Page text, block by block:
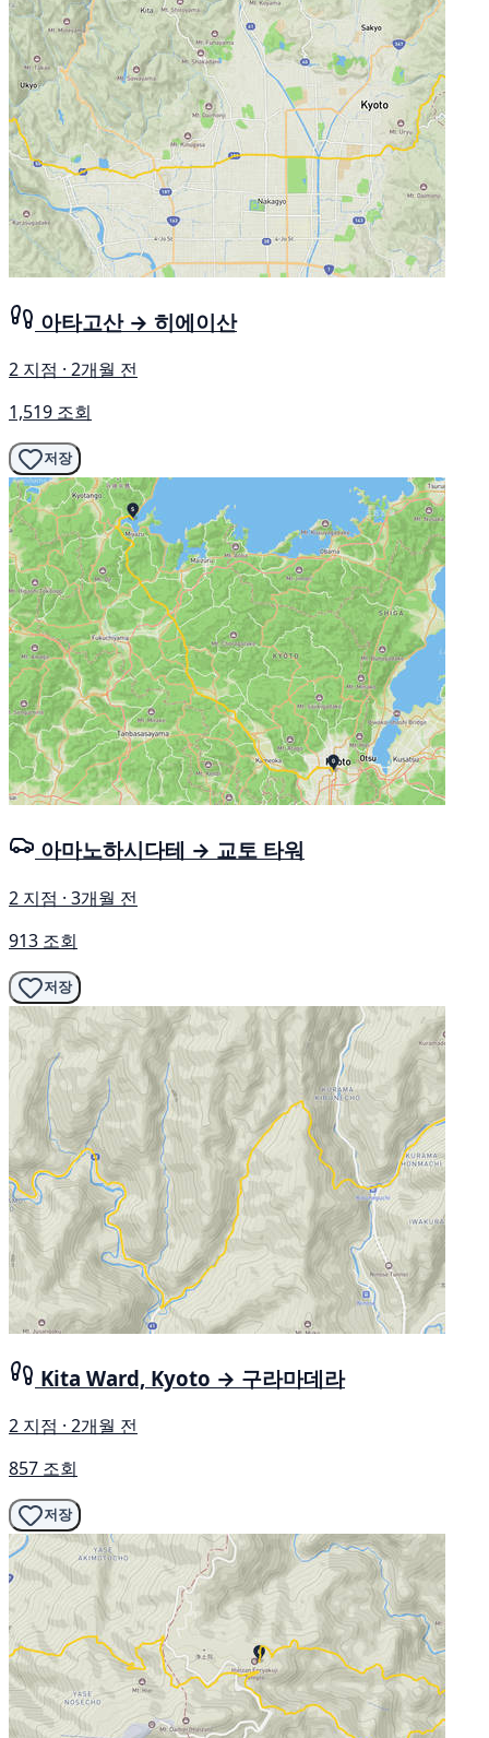
아타고산 → 히에이산
2 지점 · 2개월 전
1,519 조회
저장
아마노하시다테 → 교토 타워
2 지점 · 3개월 전
913 조회
저장
Kita Ward, Kyoto → 구라마데라
2 지점 · 2개월 전
857 조회
저장